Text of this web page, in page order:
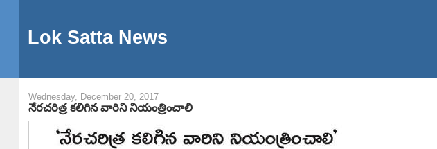
Lok Satta News
Wednesday, December 20, 2017
నేరచరిత్ర కలిగిన వారిని నియంత్రించాలి